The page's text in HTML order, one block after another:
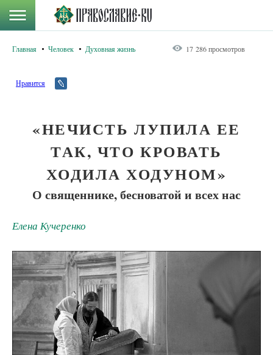
Главная Человек Духовная жизнь 17 286 просмотров
Нравится
«НЕЧИСТЬ ЛУПИЛА ЕЕ
ТАК, ЧТО КРОВАТЬ
ХОДИЛА ХОДУНОМ»
О священнике, бесноватой и всех нас
Елена Кучеренко